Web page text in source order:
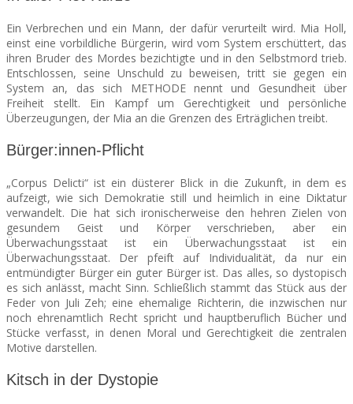
Ein Verbrechen und ein Mann, der dafür verurteilt wird. Mia Holl,
einst eine vorbildliche Bürgerin, wird vom System erschüttert, das
ihren Bruder des Mordes bezichtigte und in den Selbstmord trieb.
Entschlossen, seine Unschuld zu beweisen, tritt sie gegen ein
System an, das sich METHODE nennt und Gesundheit über
Freiheit stellt. Ein Kampf um Gerechtigkeit und persönliche
Überzeugungen, der Mia an die Grenzen des Erträglichen treibt.
Bürger:innen-Pflicht
„Corpus Delicti“ ist ein düsterer Blick in die Zukunft, in dem es
aufzeigt, wie sich Demokratie still und heimlich in eine Diktatur
verwandelt. Die hat sich ironischerweise den hehren Zielen von
gesundem Geist und Körper verschrieben, aber ein
Überwachungsstaat ist ein Überwachungsstaat ist ein
Überwachungsstaat. Der pfeift auf Individualität, da nur ein
entmündigter Bürger ein guter Bürger ist. Das alles, so dystopisch
es sich anlässt, macht Sinn. Schließlich stammt das Stück aus der
Feder von Juli Zeh; eine ehemalige Richterin, die inzwischen nur
noch ehrenamtlich Recht spricht und hauptberuflich Bücher und
Stücke verfasst, in denen Moral und Gerechtigkeit die zentralen
Motive darstellen.
Kitsch in der Dystopie